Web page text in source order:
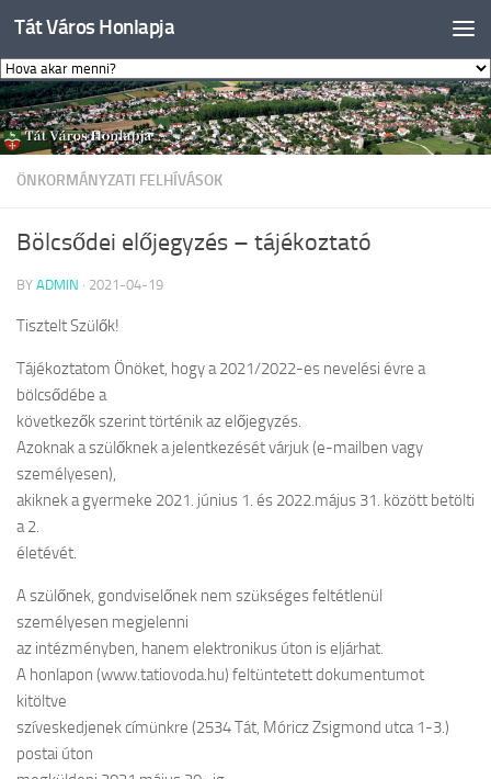
Skip to content
Tát Város Honlapja
ÖNKORMÁNYZATI FELHÍVÁSOK
Bölcsődei előjegyzés – tájékoztató
BY ADMIN · 2021-04-19
Tisztelt Szülők!
Tájékoztatom Önöket, hogy a 2021/2022-es nevelési évre a
bölcsődébe a
következők szerint történik az előjegyzés.
Azoknak a szülőknek a jelentkezését várjuk (e-mailben vagy
személyesen),
akiknek a gyermeke 2021. június 1. és 2022.május 31. között betölti
a 2.
életévét.
A szülőnek, gondviselőnek nem szükséges feltétlenül
személyesen megjelenni
az intézményben, hanem elektronikus úton is eljárhat.
A honlapon (www.tatiovoda.hu) feltüntetett dokumentumot
kitöltve
szíveskedjenek címünkre (2534 Tát, Móricz Zsigmond utca 1-3.)
postai úton